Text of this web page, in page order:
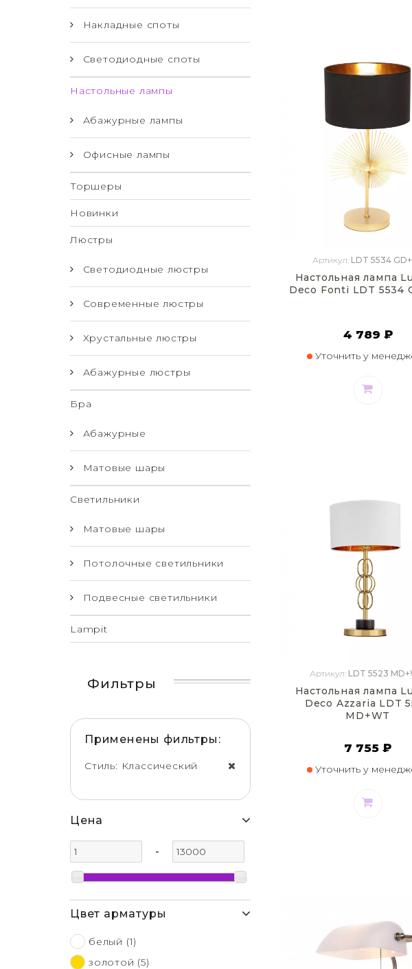
Накладные споты
Светодиодные споты
Настольные лампы
Абажурные лампы
Офисные лампы
Торшеры
Новинки
Люстры
Светодиодные люстры
Современные люстры
Хрустальные люстры
Абажурные люстры
Бра
Абажурные
Матовые шары
Светильники
Матовые шары
Потолочные светильники
Подвесные светильники
Lampit
Фильтры
Применены фильтры:
Стиль: Классический
Цена
-
Цвет арматуры
белый (1)
золотой (5)
Артикул: LDT 5534
Настольная лампа
Deco Fonti LDT 5534
4 789 ₽
Уточнить у
Артикул: LDT 5523
Настольная лампа
Deco Azzaria LDT
MD+WT
7 755 ₽
Уточнить у